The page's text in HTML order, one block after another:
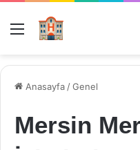
Menü
Anasayfa /Genel
Mersin